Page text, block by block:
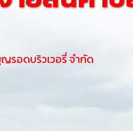
รอดบริวเวอรี่ จำกัด